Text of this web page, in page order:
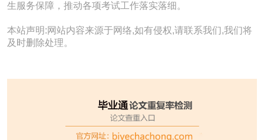
生服务保障，推动各项考试工作落实落细。
本站声明:网站内容来源于网络,如有侵权,请联系我们,我们将
及时删除处理。